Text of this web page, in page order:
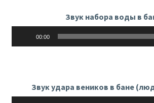
Звук набора воды в
00:00
Звук удара веников в бане